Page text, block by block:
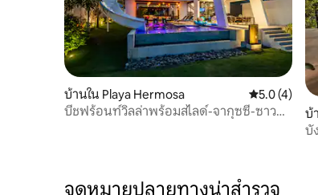
บ้านใน Playa Hermosa คะแนนเฉลี่ย
5.0 (4)
บีชฟร้อนท์วิลล่าพร้อมสไลด์-จากุซซี่-ซาว
บ้
บั
จุดหมายปลายทางน่าสำรวจ